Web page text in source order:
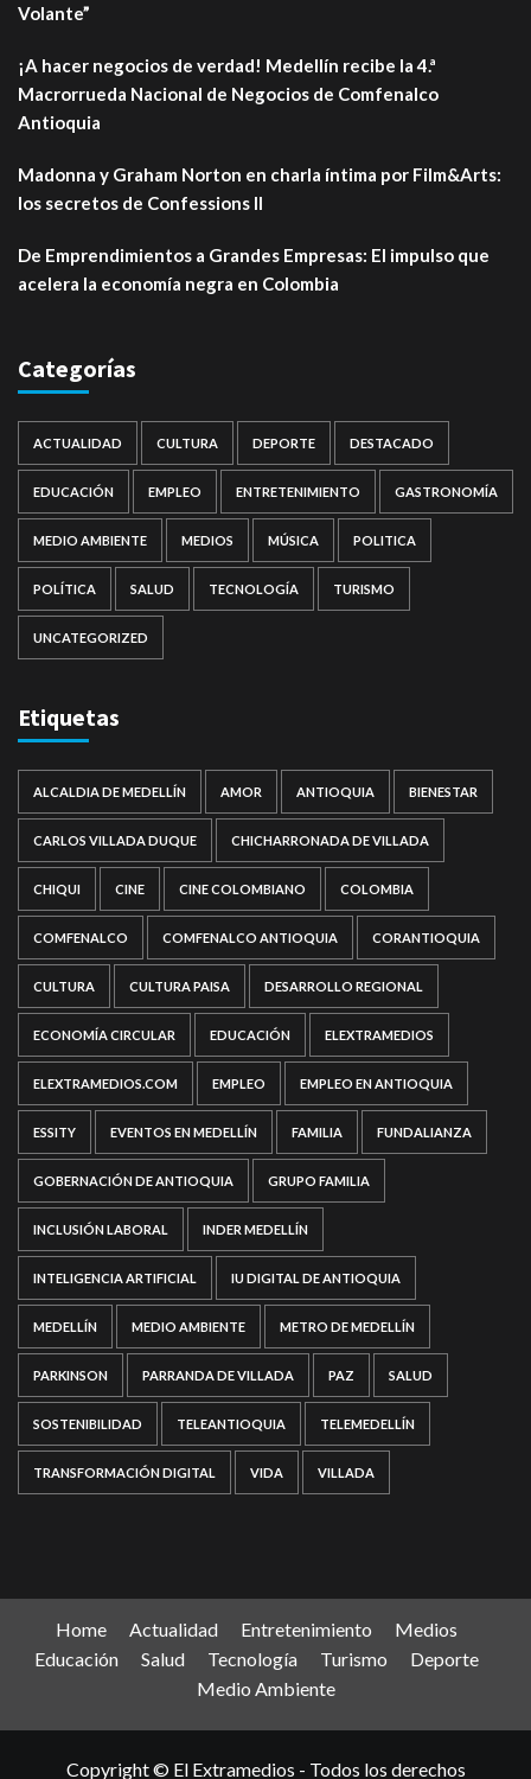
Volante”
¡A hacer negocios de verdad! Medellín recibe la 4.ª
Macrorrueda Nacional de Negocios de Comfenalco
Antioquia
Madonna y Graham Norton en charla íntima por Film&Arts:
los secretos de Confessions II
De Emprendimientos a Grandes Empresas: El impulso que
acelera la economía negra en Colombia
Categorías
ACTUALIDAD CULTURA DEPORTE DESTACADO
EDUCACIÓN EMPLEO ENTRETENIMIENTO GASTRONOMÍA
MEDIO AMBIENTE MEDIOS MÚSICA POLITICA
POLÍTICA SALUD TECNOLOGÍA TURISMO
UNCATEGORIZED
Etiquetas
ALCALDIA DE MEDELLÍN AMOR ANTIOQUIA BIENESTAR
CARLOS VILLADA DUQUE CHICHARRONADA DE VILLADA
CHIQUI CINE CINE COLOMBIANO COLOMBIA
COMFENALCO COMFENALCO ANTIOQUIA CORANTIOQUIA
CULTURA CULTURA PAISA DESARROLLO REGIONAL
ECONOMÍA CIRCULAR EDUCACIÓN ELEXTRAMEDIOS
ELEXTRAMEDIOS.COM EMPLEO EMPLEO EN ANTIOQUIA
ESSITY EVENTOS EN MEDELLÍN FAMILIA FUNDALIANZA
GOBERNACIÓN DE ANTIOQUIA GRUPO FAMILIA
INCLUSIÓN LABORAL INDER MEDELLÍN
INTELIGENCIA ARTIFICIAL IU DIGITAL DE ANTIOQUIA
MEDELLÍN MEDIO AMBIENTE METRO DE MEDELLÍN
PARKINSON PARRANDA DE VILLADA PAZ SALUD
SOSTENIBILIDAD TELEANTIOQUIA TELEMEDELLÍN
TRANSFORMACIÓN DIGITAL VIDA VILLADA
Home Actualidad Entretenimiento
Medios
Educación
Salud Tecnología Turismo
Deporte
Medio Ambiente
Copyright © El Extramedios - Todos los derechos